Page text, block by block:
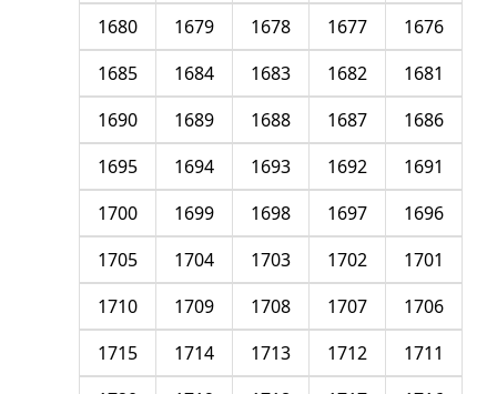
1676
1677
1678
1679
1680
1681
1682
1683
1684
1685
1686
1687
1688
1689
1690
1691
1692
1693
1694
1695
1696
1697
1698
1699
1700
1701
1702
1703
1704
1705
1706
1707
1708
1709
1710
1711
1712
1713
1714
1715